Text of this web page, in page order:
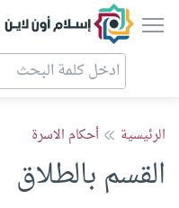
إسلام أون لاين
الرئيسية أحكام الاسرة
القسم بالطلاق